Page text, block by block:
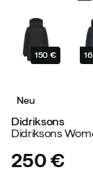
150 €
Neu
Didriksons
Didriksons
250 €